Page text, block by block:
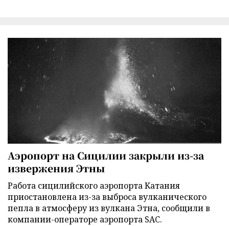
Аэропорт на Сицилии закрыли из-за
извержения Этны
Работа сицилийского аэропорта Катания
приостановлена из-за выброса вулканического
пепла в атмосферу из вулкана Этна, сообщили в
компании-операторе аэропорта SAC.